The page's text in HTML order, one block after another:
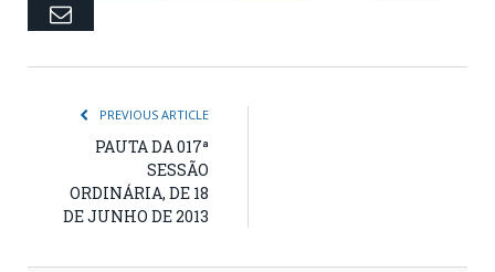
Email
PREVIOUS ARTICLE
PAUTA DA 017ª
SESSÃO
ORDINÁRIA, DE 18
DE JUNHO DE 2013